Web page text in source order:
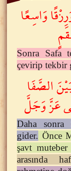
وَاسِعًا
Sonra Safa
çevirip tekbir
الصَّفَا
عَزَّ وَجَلَّ
Daha sonra
gider. Önce
şavt
arasında